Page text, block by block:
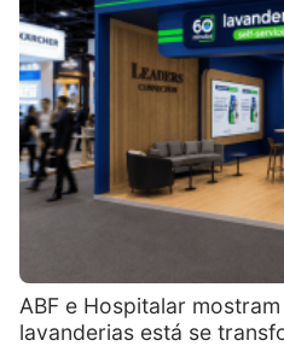
ABF e Hospitalar
lavanderias está se